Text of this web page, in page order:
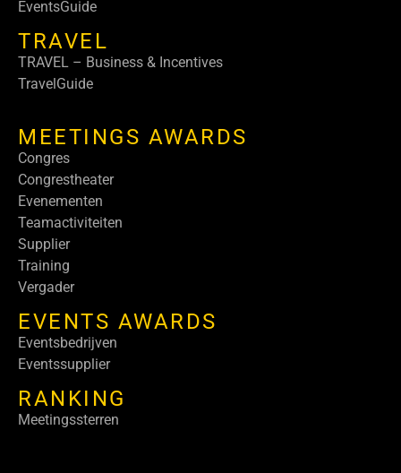
EventsGuide
TRAVEL
TRAVEL – Business & Incentives
TravelGuide
MEETINGS AWARDS
Congres
Congrestheater
Evenementen
Teamactiviteiten
Supplier
Training
Vergader
EVENTS AWARDS
Eventsbedrijven
Eventssupplier
RANKING
Meetingssterren